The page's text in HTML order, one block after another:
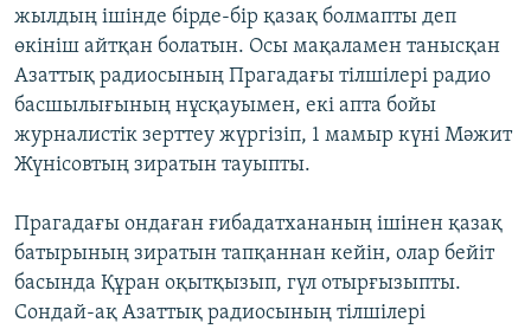
жылдың ішінде бірде-бір қазақ болмапты деп
өкініш айтқан болатын. Осы мақаламен танысқан
Азаттық радиосының Прагадағы тілшілері радио
басшылығының нұсқауымен, екі апта бойы
журналистік зерттеу жүргізіп, 1 мамыр күні Мәжит
Жүнісовтың зиратын тауыпты.
Прагадағы ондаған ғибадатхананың ішінен қазақ
батырының зиратын тапқаннан кейін, олар бейіт
басында Құран оқытқызып, гүл отырғызыпты.
Сондай-ақ Азаттық радиосының тілшілері